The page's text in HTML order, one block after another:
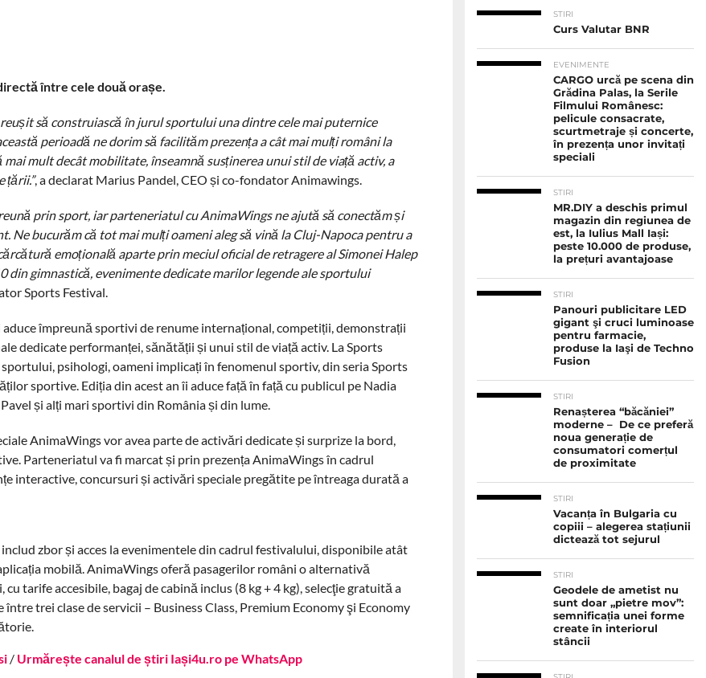
între cele două orașe.
să construiască în jurul sportului una dintre cele mai puternice
perioadă ne dorim să facilităm prezența a cât mai mulți români la
mult decât mobilitate, înseamnă susținerea unui stil de viață activ, a
țării.”, a declarat Marius Pandel, CEO și co-fondator Animawings.
prin sport, iar parteneriatul cu AnimaWings ne ajută să conectăm și
Ne bucurăm că tot mai mulți oameni aleg să vină la Cluj-Napoca pentru a
emoțională aparte prin meciul oficial de retragere al Simonei Halep
din gimnastică, evenimente dedicate marilor legende ale sportului
Sports Festival.
împreună sportivi de renume internațional, competiții, demonstrații
dedicate performanței, sănătății și unui stil de viață activ. La Sports
psihologi, oameni implicați în fenomenul sportiv, din seria Sports
sportive. Ediția din acest an îi aduce față în față cu publicul pe Nadia
și alți mari sportivi din România și din lume.
AnimaWings vor avea parte de activări dedicate și surprize la bord,
Parteneriatul va fi marcat și prin prezența AnimaWings în cadrul
interactive, concursuri și activări speciale pregătite pe întreaga durată a
zbor și acces la evenimentele din cadrul festivalului, disponibile atât
mobilă. AnimaWings oferă pasagerilor români o alternativă
tarife accesibile, bagaj de cabină inclus (8 kg + 4 kg), selecţie gratuită a
trei clase de servicii – Business Class, Premium Economy şi Economy
/ Urmărește canalul de știri Iași4u.ro pe WhatsApp
STIRI
Curs Valutar BNR
EVENIMENTE
CARGO urcă pe scena din
Grădina Palas, la Serile
Filmului Românesc:
pelicule consacrate,
scurtmetraje și concerte,
în prezența unor invitați
speciali
STIRI
MR.DIY a deschis primul
magazin din regiunea de
est, la Iulius Mall Iași:
peste 10.000 de produse,
la prețuri avantajoase
STIRI
Panouri publicitare LED
gigant şi cruci luminoase
pentru farmacie,
produse la Iaşi de Techno
Fusion
STIRI
Renașterea “băcăniei”
moderne – De ce preferă
noua generație de
consumatori comerțul
de proximitate
STIRI
Vacanța în Bulgaria cu
copiii – alegerea stațiunii
dictează tot sejurul
STIRI
Geodele de ametist nu
sunt doar „pietre mov”:
semnificația unei forme
create în interiorul
stâncii